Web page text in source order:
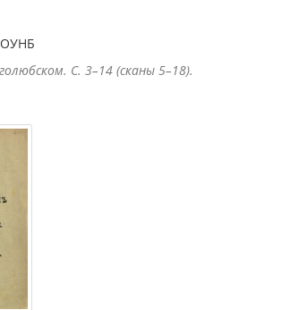
ОУНБ
С. 3–14 (сканы 5–18).